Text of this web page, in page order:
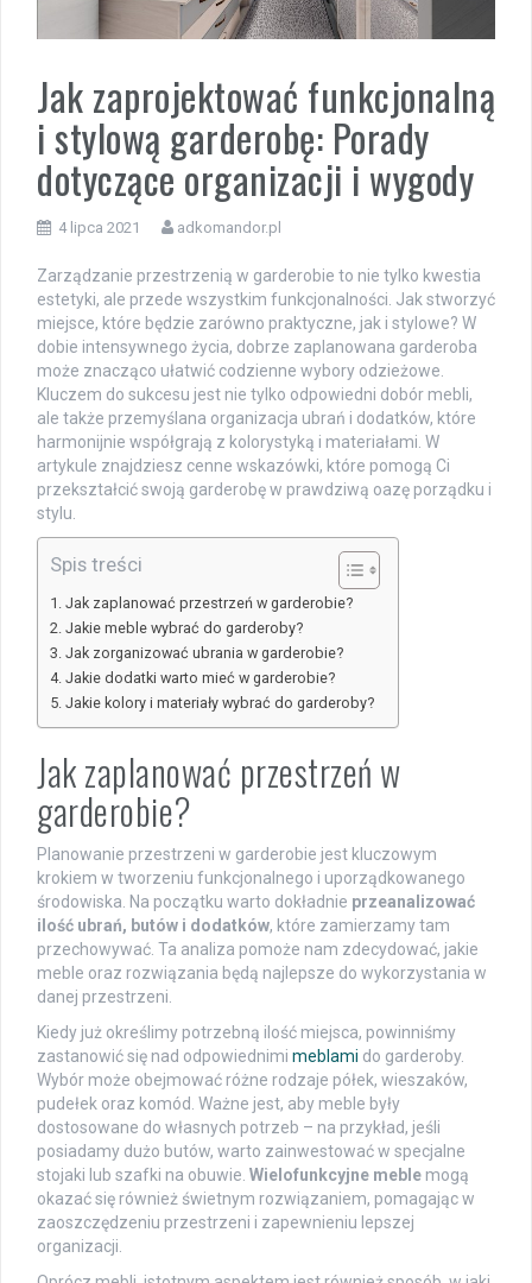
Jak zaprojektować funkcjonalną
i stylową garderobę: Porady
dotyczące organizacji i wygody
4 lipca 2021 adkomandor.pl
Zarządzanie przestrzenią w garderobie to nie tylko kwestia
estetyki, ale przede wszystkim funkcjonalności. Jak stworzyć
miejsce, które będzie zarówno praktyczne, jak i stylowe? W
dobie intensywnego życia, dobrze zaplanowana garderoba
może znacząco ułatwić codzienne wybory odzieżowe.
Kluczem do sukcesu jest nie tylko odpowiedni dobór mebli,
ale także przemyślana organizacja ubrań i dodatków, które
harmonijnie współgrają z kolorystyką i materiałami. W
artykule znajdziesz cenne wskazówki, które pomogą Ci
przekształcić swoją garderobę w prawdziwą oazę porządku i
stylu.
Spis treści
Jak zaplanować przestrzeń w garderobie?
Jakie meble wybrać do garderoby?
Jak zorganizować ubrania w garderobie?
Jakie dodatki warto mieć w garderobie?
Jakie kolory i materiały wybrać do garderoby?
Jak zaplanować przestrzeń w
garderobie?
Planowanie przestrzeni w garderobie jest kluczowym
krokiem w tworzeniu funkcjonalnego i uporządkowanego
środowiska. Na początku warto dokładnie przeanalizować
ilość ubrań, butów i dodatków, które zamierzamy tam
przechowywać. Ta analiza pomoże nam zdecydować, jakie
meble oraz rozwiązania będą najlepsze do wykorzystania w
danej przestrzeni.
Kiedy już określimy potrzebną ilość miejsca, powinniśmy
zastanowić się nad odpowiednimi meblami do garderoby.
Wybór może obejmować różne rodzaje półek, wieszaków,
pudełek oraz komód. Ważne jest, aby meble były
dostosowane do własnych potrzeb – na przykład, jeśli
posiadamy dużo butów, warto zainwestować w specjalne
stojaki lub szafki na obuwie. Wielofunkcyjne meble mogą
okazać się również świetnym rozwiązaniem, pomagając w
zaoszczędzeniu przestrzeni i zapewnieniu lepszej
organizacji.